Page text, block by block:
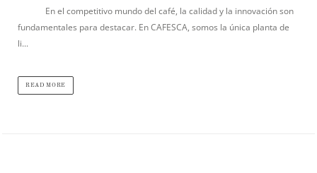
En el competitivo mundo del café, la calidad y la innovación son
fundamentales para destacar. En CAFESCA, somos la única planta de
li...
READ MORE